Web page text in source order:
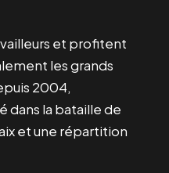
et profitent
les grands
2004,
dans la bataille de
et une répartition